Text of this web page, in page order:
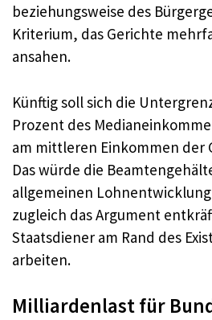
beziehungsweise des
Kriterium, das Gerichte
ansahen.
Künftig soll sich die
Prozent des
am mittleren Einkommen der
Das würde die
allgemeinen
zugleich das Argument
Staatsdiener am Rand des
arbeiten.
Milliardenlast für